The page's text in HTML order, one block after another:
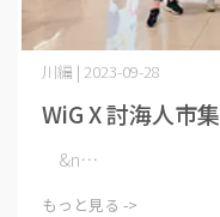
WiG X 討海人市集
川編 | 2023-09-28
&n⋯
もっと見る ->